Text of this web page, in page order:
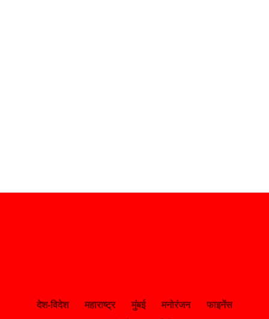
देश-विदेश महाराष्ट्र मुंबई मनोरंजन फाइनेंस